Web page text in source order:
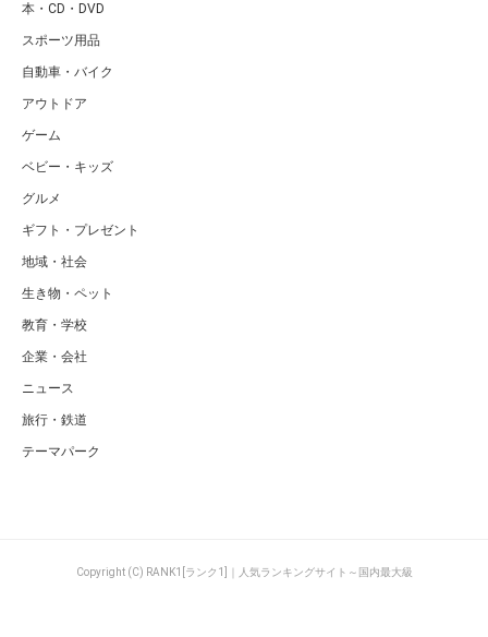
本・CD・DVD
スポーツ用品
自動車・バイク
アウトドア
ゲーム
ベビー・キッズ
グルメ
ギフト・プレゼント
地域・社会
生き物・ペット
教育・学校
企業・会社
ニュース
旅行・鉄道
テーマパーク
Copyright (C) RANK1[ランク1]｜人気ランキングサイト～国内最大級